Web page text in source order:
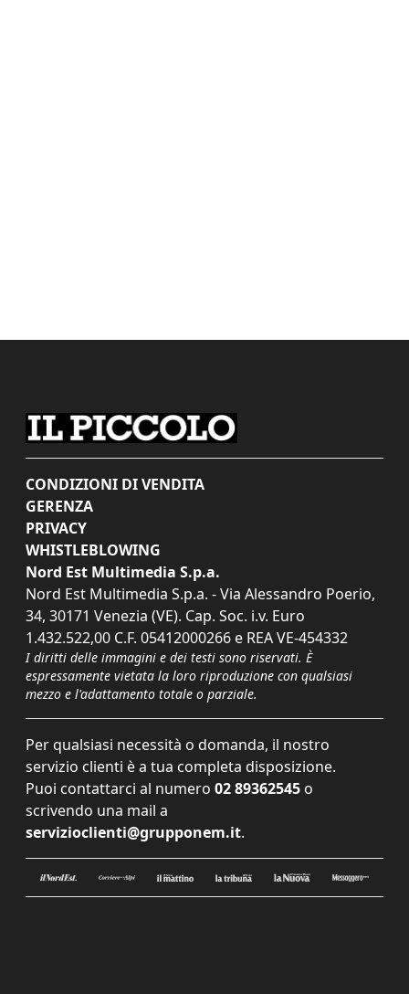
CONDIZIONI DI VENDITA
GERENZA
PRIVACY
WHISTLEBLOWING
Nord Est Multimedia S.p.a.
Nord Est Multimedia S.p.a. - Via Alessandro Poerio,
34, 30171 Venezia (VE). Cap. Soc. i.v. Euro
1.432.522,00 C.F. 05412000266 e REA VE-454332
I diritti delle immagini e dei testi sono riservati. È
espressamente vietata la loro riproduzione con qualsiasi
mezzo e l'adattamento totale o parziale.
Per qualsiasi necessità o domanda, il nostro
servizio clienti è a tua completa disposizione.
Puoi contattarci al numero 02 89362545 o
scrivendo una mail a
servizioclienti@grupponem.it.